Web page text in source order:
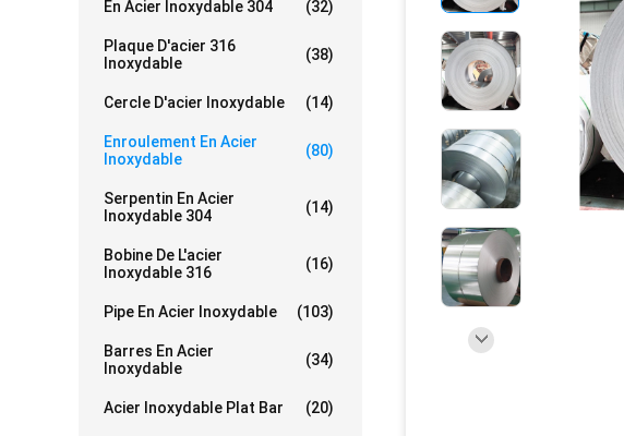
En Acier Inoxydable 304 (32)
Plaque D'acier 316
Inoxydable
(38)
Cercle D'acier Inoxydable (14)
Enroulement En Acier
Inoxydable
(80)
Serpentin En Acier
Inoxydable 304
(14)
Bobine De L'acier
Inoxydable 316
(16)
Pipe En Acier Inoxydable (103)
Barres En Acier
Inoxydable
(34)
Acier Inoxydable Plat Bar (20)